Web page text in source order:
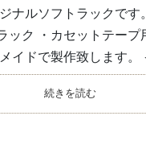
ナルソフトラックです
ック ・カセットテープ
イドで製作致します。
続きを読む